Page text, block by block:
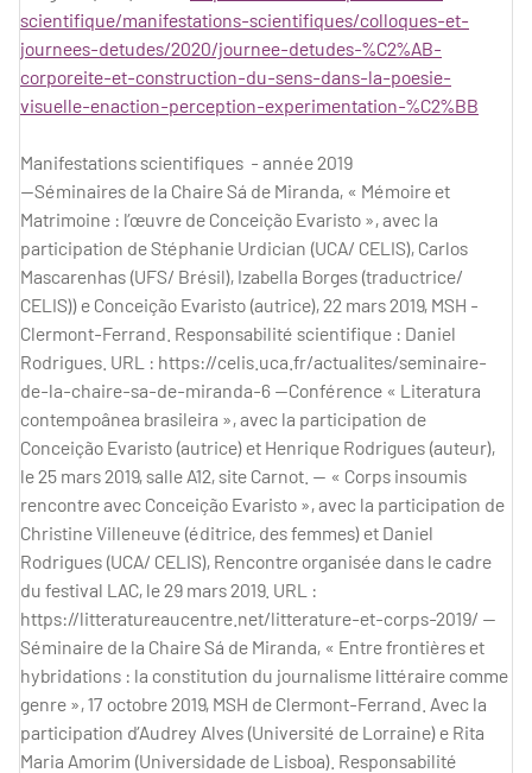
scientifique/manifestations-scientifiques/colloques-et-
journees-detudes/2020/journee-detudes-%C2%AB-
corporeite-et-construction-du-sens-dans-la-poesie-
visuelle-enaction-perception-experimentation-%C2%BB
Manifestations scientifiques - année 2019
—Séminaires de la Chaire Sá de Miranda, « Mémoire et
Matrimoine : l’œuvre de Conceição Evaristo », avec la
participation de Stéphanie Urdician (UCA/ CELIS), Carlos
Mascarenhas (UFS/ Brésil), Izabella Borges (traductrice/
CELIS)) e Conceição Evaristo (autrice), 22 mars 2019, MSH -
Clermont-Ferrand. Responsabilité scientifique : Daniel
Rodrigues. URL : https://celis.uca.fr/actualites/seminaire-
de-la-chaire-sa-de-miranda-6 —Conférence « Literatura
contempoânea brasileira », avec la participation de
Conceição Evaristo (autrice) et Henrique Rodrigues (auteur),
le 25 mars 2019, salle A12, site Carnot. — « Corps insoumis
rencontre avec Conceição Evaristo », avec la participation de
Christine Villeneuve (éditrice, des femmes) et Daniel
Rodrigues (UCA/ CELIS), Rencontre organisée dans le cadre
du festival LAC, le 29 mars 2019. URL :
https://litteratureaucentre.net/litterature-et-corps-2019/ —
Séminaire de la Chaire Sá de Miranda, « Entre frontières et
hybridations : la constitution du journalisme littéraire comme
genre », 17 octobre 2019, MSH de Clermont-Ferrand. Avec la
participation d’Audrey Alves (Université de Lorraine) e Rita
Maria Amorim (Universidade de Lisboa). Responsabilité